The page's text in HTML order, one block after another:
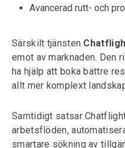
Avancerad rutt- och
Särskilt tjänsten
emot av marknaden. Den
ha hjälp att boka bättre
allt mer komplext
Samtidigt satsar
arbetsflöden,
smartare sökning av